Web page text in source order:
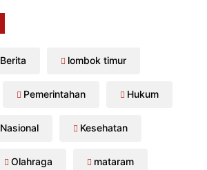
Berita lombok timur
Pemerintahan Hukum
Nasional Kesehatan
Olahraga mataram